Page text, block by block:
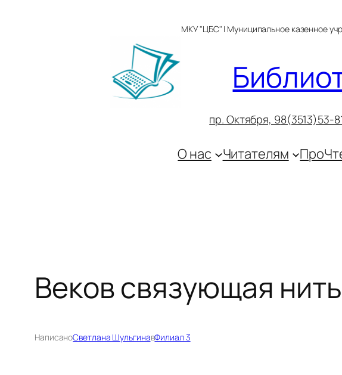
МКУ "ЦБС" | Муниципальное казенное
пр. Октября, 98(3513)53-
О нас Читателям
Веков связующая нить
НаписаноСветлана ШульгинавФилиал 3